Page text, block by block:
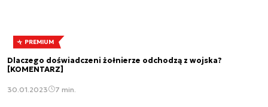
PREMIUM
Dlaczego doświadczeni żołnierze odchodzą z wojska?
[KOMENTARZ]
30.01.2023 7 min.